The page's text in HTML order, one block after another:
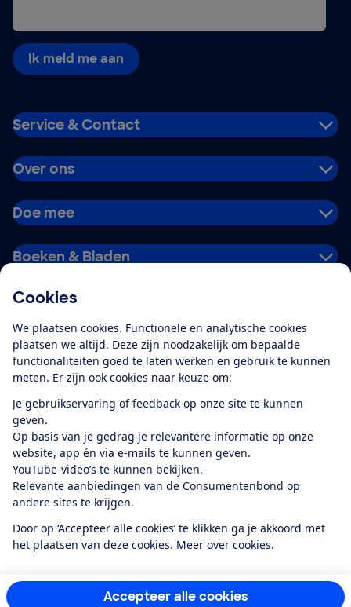
Cookies
We plaatsen cookies. Functionele en analytische cookies
plaatsen we altijd. Deze zijn noodzakelijk om bepaalde
functionaliteiten goed te laten werken en gebruik te kunnen
meten. Er zijn ook cookies naar keuze om:
Je gebruikservaring of feedback op onze site te kunnen
geven.
Op basis van je gedrag je relevantere informatie op onze
website, app én via e-mails te kunnen geven.
YouTube-video’s te kunnen bekijken.
Relevante aanbiedingen van de Consumentenbond op
andere sites te krijgen.
Door op ‘Accepteer alle cookies’ te klikken ga je akkoord met
het plaatsen van deze cookies. Meer over cookies.
Accepteer alle cookies
Ik meld me aan
Service & Contact
Over ons
Doe mee
Boeken & Bladen
Alles over de
app
Algemene Voorwaarden
Privacyverklaring
Cookiebeleid
Privacyvoorkeuren
Toegankelijkheid
RSS-feed nieuws
Facebook
TwitterInstagram
YoutubeLinkedIn
12.901consumentenbeoordelen de Consumentenbondmet gemiddeld